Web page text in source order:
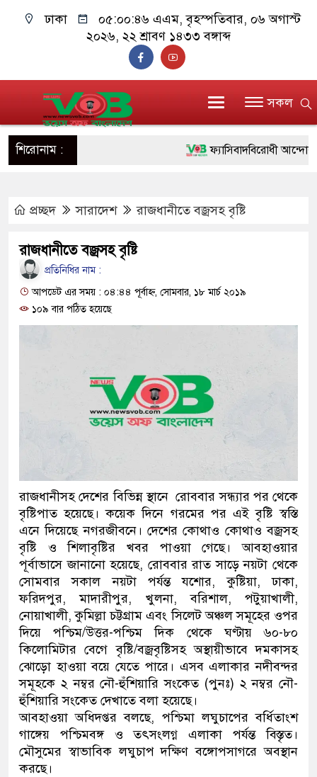
ঢাকা ০৫:০০:৪৬ এএম, বৃহস্পতিবার, ০৬ অগাস্ট
২০২৬, ২২ শ্রাবণ ১৪৩৩ বঙ্গাব্দ
সকল
শিরোনাম : ফ্যাসিবাদবিরোধী আন্দোলনে
মাননীয় প্রধানমন্ত্রী,
জনগণ পরিবর্তন চেয়েছে
প্রধানমন্ত্রী
মিরপুর মডেল থানার
মাদক কারবারি গ্রেফতার
২৮ লাখ টাকার জাল নোটসহ
যেকোনো সময় বেনজীরের
নেতৃত্ব ও গণতন্ত্রের মূর্তমান
যে ভাবে ডেভিড ইমনের
‘আজহার খান’
অবৈধ বিদেশি পিস্তল,
জড়িত কিশোর গ্যাংয়ের চার শিশু
ডাকাতির প্রস্তুতিকালে
থানা পুলিশ
প্রচ্ছদ সারাদেশ রাজধানীতে বজ্রসহ বৃষ্টি
রাজধানীতে বজ্রসহ বৃষ্টি
প্রতিনিধির নাম :
আপডেট এর সময় : ০৪:৪৪ পূর্বাহ্ন, সোমবার, ১৮ মার্চ ২০১৯
১০৯ বার পঠিত হয়েছে
রাজধানীসহ দেশের বিভিন্ন স্থানে রোববার সন্ধ্যার পর থেকে
বৃষ্টিপাত হয়েছে। কয়েক দিনে গরমের পর এই বৃষ্টি স্বস্তি
এনে দিয়েছে নগরজীবনে। দেশের কোথাও কোথাও বজ্রসহ
বৃষ্টি ও শিলাবৃষ্টির খবর পাওয়া গেছে। আবহাওয়ার
পূর্বাভাসে জানানো হয়েছে, রোববার রাত সাড়ে নয়টা থেকে
সোমবার সকাল নয়টা পর্যন্ত যশোর, কুষ্টিয়া, ঢাকা,
ফরিদপুর, মাদারীপুর, খুলনা, বরিশাল, পটুয়াখালী,
নোয়াখালী, কুমিল্লা চট্টগ্রাম এবং সিলেট অঞ্চল সমূহের ওপর
দিয়ে পশ্চিম/উত্তর-পশ্চিম দিক থেকে ঘণ্টায় ৬০-৮০
কিলোমিটার বেগে বৃষ্টি/বজ্রবৃষ্টিসহ অস্থায়ীভাবে দমকাসহ
ঝোড়ো হাওয়া বয়ে যেতে পারে। এসব এলাকার নদীবন্দর
সমূহকে ২ নম্বর নৌ-হুঁশিয়ারি সংকেত (পুনঃ) ২ নম্বর নৌ-
হুঁশিয়ারি সংকেত দেখাতে বলা হয়েছে।
আবহাওয়া অধিদপ্তর বলছে, পশ্চিমা লঘুচাপের বর্ধিতাংশ
গাঙ্গেয় পশ্চিমবঙ্গ ও তৎসংলগ্ন এলাকা পর্যন্ত বিস্তৃত।
মৌসুমের স্বাভাবিক লঘুচাপ দক্ষিণ বঙ্গোপসাগরে অবস্থান
করছে।